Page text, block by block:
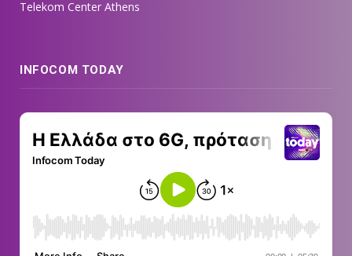
Telekom Center Athens
INFOCOM TODAY